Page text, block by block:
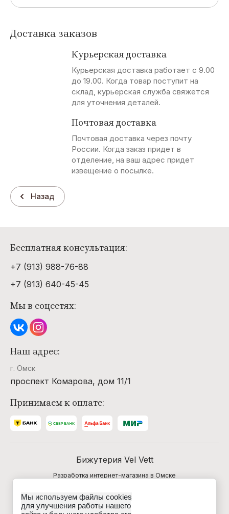
Доставка заказов
Курьерская доставка
Курьерская доставка работает с 9.00
до 19.00. Когда товар поступит на
склад, курьерская служба свяжется
для уточнения деталей.
Почтовая доставка
Почтовая доставка через почту
России. Когда заказ придет в
отделение, на ваш адрес придет
извещение о посылке.
Назад
Бесплатная консультация:
+7 (913) 988-76-88
+7 (913) 640-45-45
Мы в соцсетях:
Наш адрес:
г. Омск
проспект Комарова, дом 11/1
Принимаем к оплате:
Бижутерия Vel Vett
Разработка интернет-магазина в Омске
Данные о товарах и услугах, включая цены и
Мы используем файлы cookies
для улучшения работы нашего